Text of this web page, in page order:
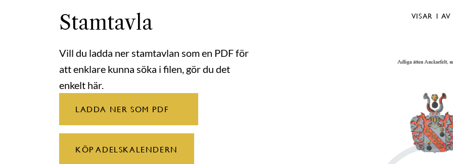
Stamtavla
Vill du ladda ner stamtavlan som en PDF för
att enklare kunna söka i filen, gör du det
enkelt här.
LADDA NER SOM PDF
KÖP ADELSKALENDERN
VISAR 1